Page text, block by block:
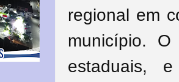
regional em
município.
estaduais,